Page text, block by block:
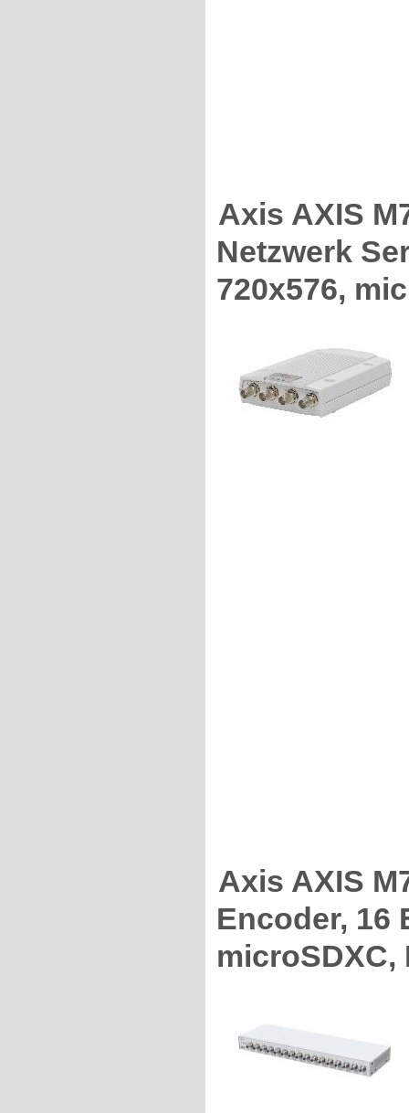
Axis AXIS
Netzwerk
720x576,
Axis AXIS
Encoder, 16
microSDXC,